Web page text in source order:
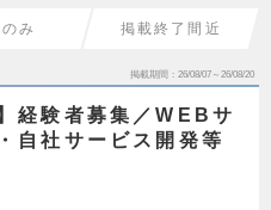
み 掲載終了間近
掲載期間 26/08/07～26/08/20
経験者募集／WEBサ
自社サービス開発等